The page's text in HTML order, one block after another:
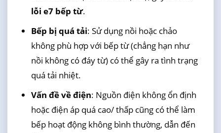
lỗi e7 bếp từ.
Bếp bị quá tải: Sử dụng nồi hoặc chảo
không phù hợp với bếp từ (chẳng hạn như
nồi không có đáy từ) có thể gây ra tình trạng
quá tải nhiệt.
Vấn đề về điện: Nguồn điện không ổn định
hoặc điện áp quá cao/ thấp cũng có thể làm
bếp hoạt động không bình thường, dẫn đến